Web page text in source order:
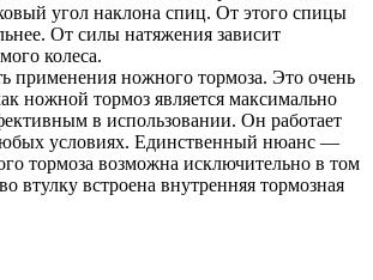
угол наклона спиц. От этого спицы
От силы натяжения зависит
колеса.
применения ножного тормоза. Это очень
ножной тормоз является максимально
в использовании. Он работает
условиях. Единственный нюанс —
тормоза возможна исключительно в том
втулку встроена внутренняя тормозная